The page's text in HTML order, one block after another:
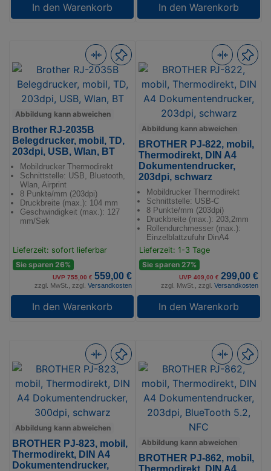
In den Warenkorb In den Warenkorb
Abbildung kann abweichen
Brother RJ-2035B
Belegdrucker, mobil, TD,
203dpi, USB, Wlan, BT
Mobildrucker Thermodirekt
Schnittstelle: USB, Bluetooth,
Wlan, Airprint
8 Punkte/mm (203dpi)
Druckbreite (max.): 104 mm
Geschwindigkeit (max.): 127
mm/Sek
Lieferzeit: sofort lieferbar
Sie sparen 26%
UVP 755,00 € 559,00 €
zzgl. MwSt., zzgl. Versandkosten
In den Warenkorb
Abbildung kann abweichen
BROTHER PJ-822, mobil,
Thermodirekt, DIN A4
Dokumentendrucker,
203dpi, schwarz
Mobildrucker Thermodirekt
Schnittstelle: USB-C
8 Punkte/mm (203dpi)
Druckbreite (max.): 203,2mm
Rollendurchmesser (max.):
Einzelblattzufuhr DinA4
Lieferzeit: 1-3 Tage
Sie sparen 27%
UVP 409,00 € 299,00 €
zzgl. MwSt., zzgl. Versandkosten
In den Warenkorb
Abbildung kann abweichen
BROTHER PJ-823, mobil,
Thermodirekt, DIN A4
Dokumentendrucker,
Abbildung kann abweichen
BROTHER PJ-862, mobil,
Thermodirekt, DIN A4